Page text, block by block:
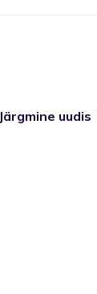
Järgmine uudis